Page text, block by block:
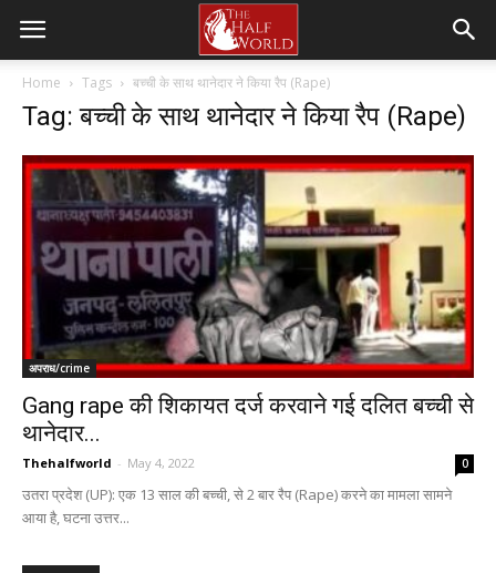
Home Tags बच्ची के साथ थानेदार ने किया रैप (Rape)
Tag: बच्ची के साथ थानेदार ने किया रैप (Rape)
अपराध/crime
Gang rape की शिकायत दर्ज करवाने गई दलित बच्ची से
थानेदार...
Thehalfworld - May 4, 2022 0
उतरा प्रदेश (UP): एक 13 साल की बच्ची, से 2 बार रैप (Rape) करने का मामला सामने
आया है, घटना उत्तर...